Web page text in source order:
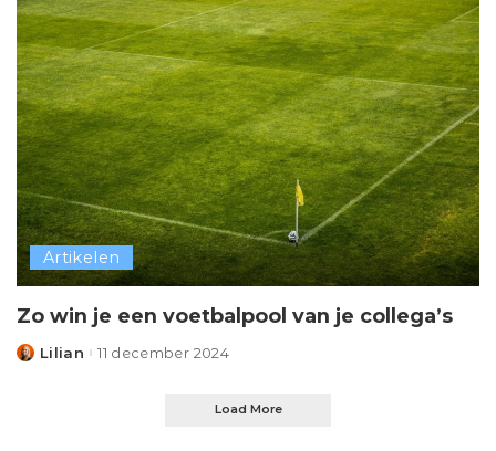
Artikelen
Zo win je een voetbalpool van je collega’s
Posted
Lilian 11 december 2024
Load More